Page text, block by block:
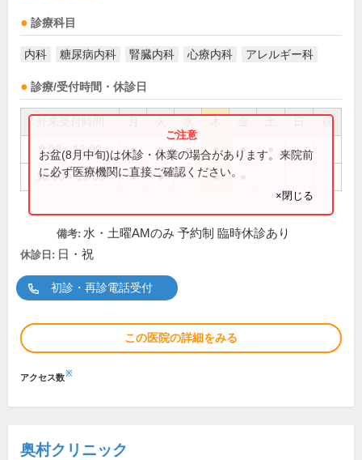
診療科目
内科 糖尿病内科 腎臓内科 心療内科 アレルギー科
診療/受付時間・休診日
祝
9:00～12:00 ● ● ● ● ●
16:00～19:00 ● ● ●
お盆(8月中旬)は休診・休業の場合があります。来院前
に必ず医療機関に直接ご確認ください。
×閉じる
備考: 水・土曜AMのみ 予約制 臨時休診あり
休診日: 日・祝
初診・再診電話受付
この医院の詳細をみる
アクセス数※
奥村クリニック